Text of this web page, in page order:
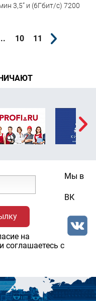
3,5” и (6Гбит/с) 7200
10 11
на
и соглашаетесь c
Мы в
ВК